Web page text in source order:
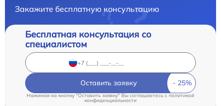
Закажите бесплатную консультацию
Бесплатная консультация со
специалистом
Оставить заявку
Нажимая на кнопку "Оставить заявку" Вы соглашаетесь cполитикой
конфиденциальности